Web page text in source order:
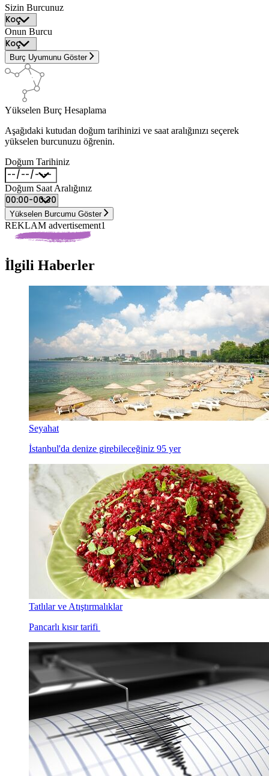
Sizin Burcunuz
Onun Burcu
Burç Uyumunu Göster
Yükselen Burç Hesaplama
Aşağıdaki kutudan doğum tarihinizi ve saat aralığınızı seçerek
yükselen burcunuzu öğrenin.
Doğum Tarihiniz
Doğum Saat Aralığınız
Yükselen Burcumu Göster
REKLAM advertisement1
İlgili Haberler
Seyahat
İstanbul'da denize girebileceğiniz 95 yer
Tatlılar ve Atıştırmalıklar
Pancarlı kısır tarifi